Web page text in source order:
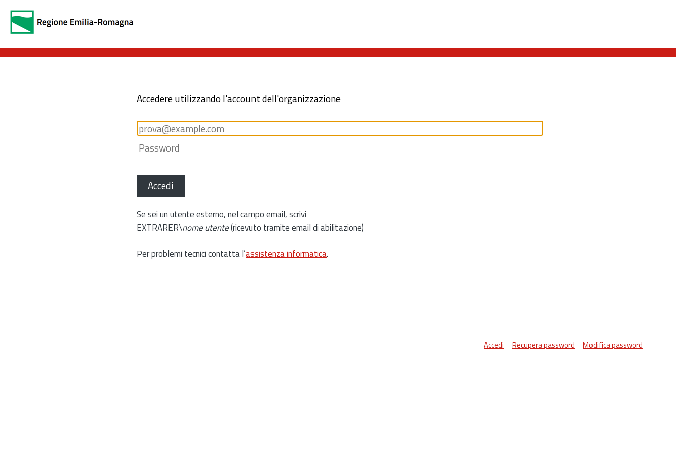
Accedere utilizzando l'account dell'organizzazione
Accedi
Se sei un utente esterno, nel campo email, scrivi
EXTRARER\nome utente(ricevuto tramite email di abilitazione)
Per problemi tecnici contatta l’assistenza informatica.
Accedi Recupera password Modifica password